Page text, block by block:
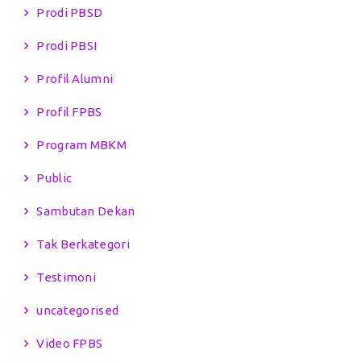
Prodi PBSD
Prodi PBSI
Profil Alumni
Profil FPBS
Program MBKM
Public
Sambutan Dekan
Tak Berkategori
Testimoni
uncategorised
Video FPBS